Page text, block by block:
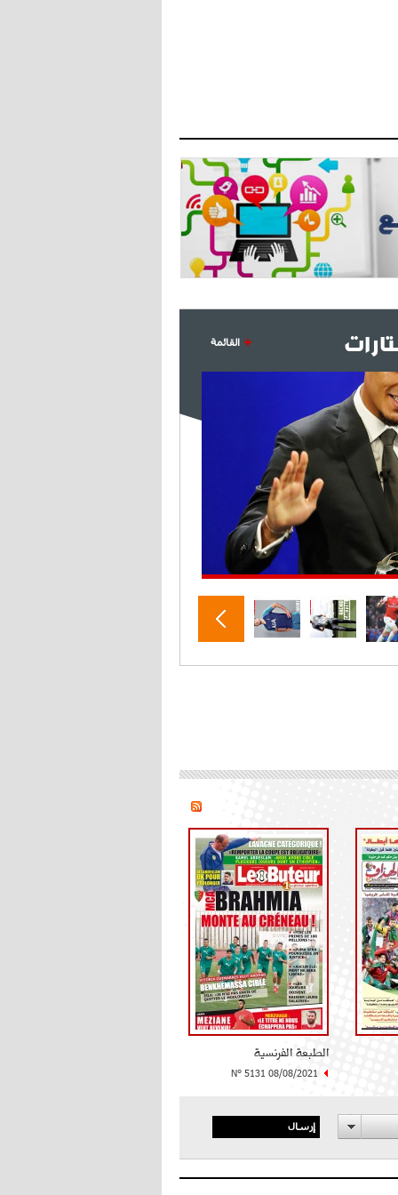
لوكاتيلي يؤكد نيته في الانتقال إلى
جوفنتوس عبر تويتر!
18:10
- 2021/07/25
أنشيلوتي يصر على جلب كيليني
وقدوم الإيطالي يقترب
القائمة
الطبعة الفرنسية
N° 5131 08/08/2021
إرسال